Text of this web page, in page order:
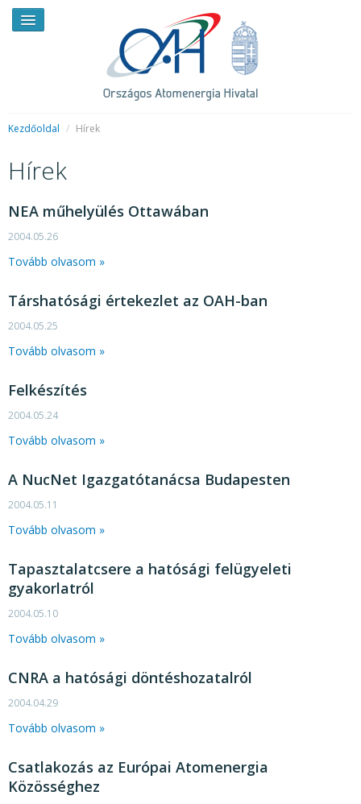
HÍREK
SAJTÓSZOBA
HIRDETMÉNYEK
BEMUTATKOZÁS
FELADATOK
JOGI SZABÁLYOZÁS, ÚTMUTATÓK
E-ÜGYINTÉZÉS
Kezdőoldal / Hírek
Hírek
NEA műhelyülés Ottawában
2004.05.26
Tovább olvasom »
Társhatósági értekezlet az OAH-ban
2004.05.25
Tovább olvasom »
Felkészítés
2004.05.24
Tovább olvasom »
A NucNet Igazgatótanácsa Budapesten
2004.05.11
Tovább olvasom »
Tapasztalatcsere a hatósági felügyeleti
gyakorlatról
2004.05.10
Tovább olvasom »
CNRA a hatósági döntéshozatalról
2004.04.29
Tovább olvasom »
Csatlakozás az Európai Atomenergia
Közösséghez